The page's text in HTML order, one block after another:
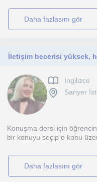
daha fazlasını gör
Ingilizce
Sariyer
Konuşma dersi için
bir konuyu seçip o konu
daha fazlasını gör